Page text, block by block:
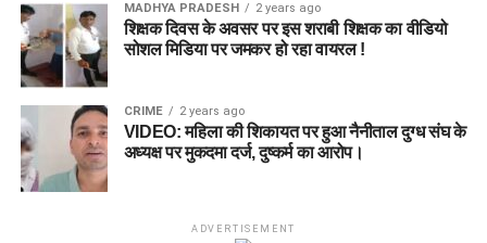
MADHYA PRADESH 2 years ago
शिक्षक दिवस के अवसर पर इस शराबी शिक्षक का वीडियो
सोशल मिडिया पर जमकर हो रहा वायरल !
CRIME 2 years ago
VIDEO: महिला की शिकायत पर हुआ नैनीताल दुग्ध संघ के
अध्यक्ष पर मुकदमा दर्ज, दुष्कर्म का आरोप।
ADVERTISEMENT